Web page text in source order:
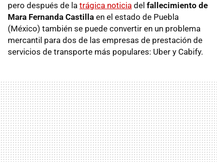
pero después de la trágica noticia del fallecimiento de
Mara Fernanda Castilla en el estado de Puebla
(México) también se puede convertir en un problema
mercantil para dos de las empresas de prestación de
servicios de transporte más populares: Uber y Cabify.